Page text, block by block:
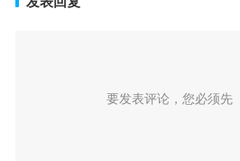
要发表评论，您必须先